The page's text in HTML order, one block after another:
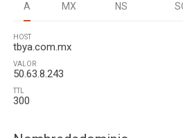
A MX NS
HOST
tbya.com.mx
VALOR
50.63.8.243
TTL
300